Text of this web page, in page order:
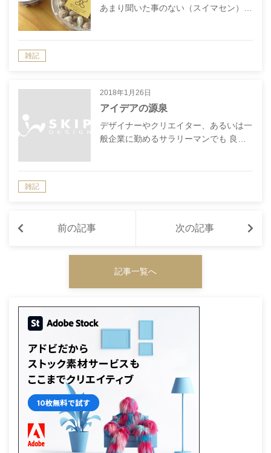
あまり聞いた事のない（スイマセン）…
雑記
2018年1月26日
アイデアの源泉
デザイナーやクリエイター、あるいは一
般企業に勤めるサラリーマンでも 良…
雑記
前の記事 次の記事
記事一覧へ